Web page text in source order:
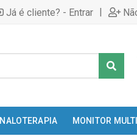
Já é cliente? - Entrar |
INALOTERAPIA MONITOR